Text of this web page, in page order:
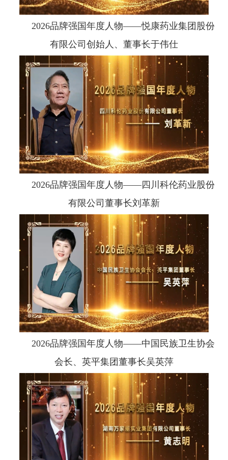
2026品牌强国年度人物——悦康药业集团股份
有限公司创始人、董事长于伟仕
2026品牌强国年度人物——四川科伦药业股份
有限公司董事长刘革新
2026品牌强国年度人物——中国民族卫生协会
会长、英平集团董事长吴英萍